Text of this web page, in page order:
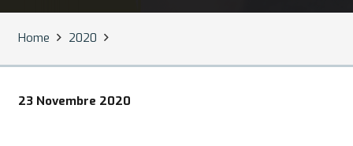
Home 2020
23 Novembre 2020